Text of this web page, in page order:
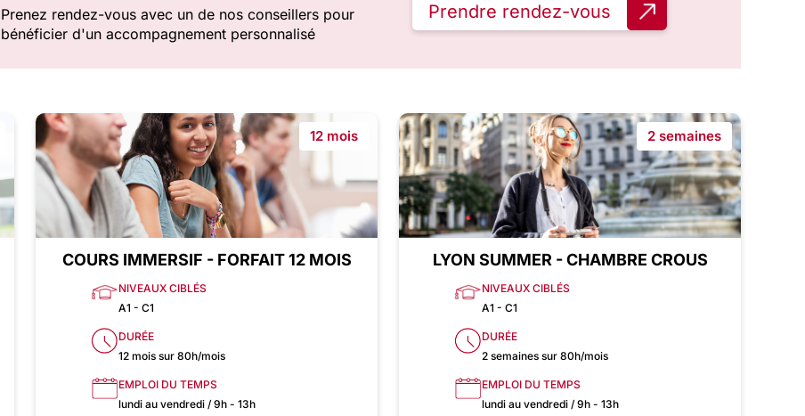
Prenez rendez-vous avec un de nos conseillers pour
bénéficier d'un accompagnement personnalisé
Prendre rendez-vous
12 mois
COURS IMMERSIF - FORFAIT 12 MOIS
NIVEAUX CIBLÉS
A1 - C1
DURÉE
12 mois sur 80h/mois
EMPLOI DU TEMPS
lundi au vendredi / 9h - 13h
2 semaines
LYON SUMMER - CHAMBRE CROUS
NIVEAUX CIBLÉS
A1 - C1
DURÉE
2 semaines sur 80h/mois
EMPLOI DU TEMPS
lundi au vendredi / 9h - 13h